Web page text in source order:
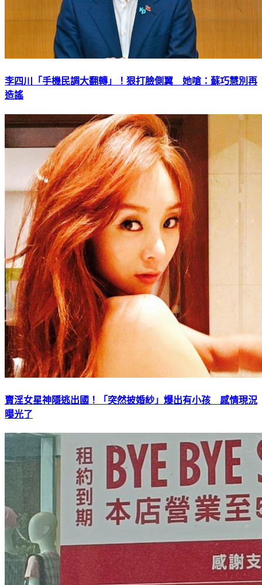
李四川「手機民調大翻轉」！狠打臉側翼 她嗆：蘇巧慧別再
造謠
賣淫女星神隱逃出國！「突然披婚紗」爆出有小孩 感情現況
曝光了